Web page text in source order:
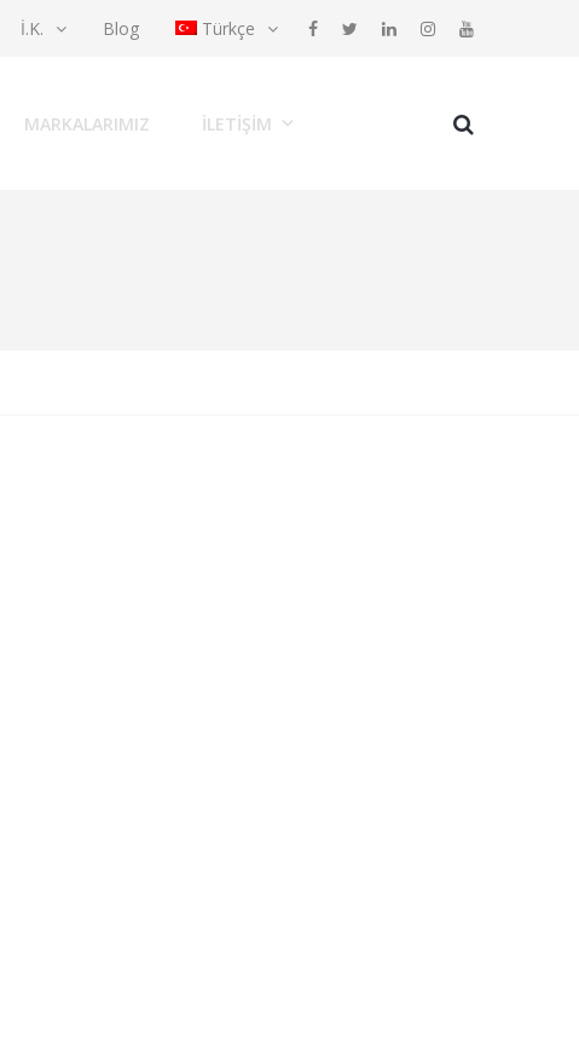
İ.K. Blog Türkçe
MARKALARIMIZ İLETIŞIM